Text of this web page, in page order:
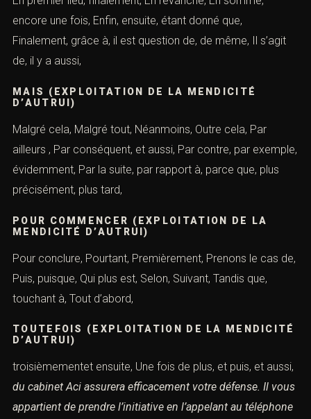
encore une fois, Enfin, ensuite, étant donné que,
Finalement, grâce à, il est question de, de même, Il s’agit
de, il y a aussi,
MAIS (EXPLOITATION DE LA MENDICITÉ
D’AUTRUI)
Malgré cela, Malgré tout, Néanmoins, Outre cela, Par
ailleurs , Par conséquent, et aussi, Par contre, par exemple,
évidemment, Par la suite, par rapport à, parce que, plus
précisément, plus tard,
POUR COMMENCER (EXPLOITATION DE LA
MENDICITÉ D’AUTRUI)
Pour conclure, Pourtant, Premièrement, Prenons le cas de,
Puis, puisque, Qui plus est, Selon, Suivant, Tandis que,
touchant à, Tout d’abord,
TOUTEFOIS (EXPLOITATION DE LA MENDICITÉ
D’AUTRUI)
troisièmementet ensuite, Une fois de plus, et puis, et aussi,
du cabinet Aci assurera efficacement votre défense. Il vous
appartient de prendre l’initiative en l’appelant au téléphone